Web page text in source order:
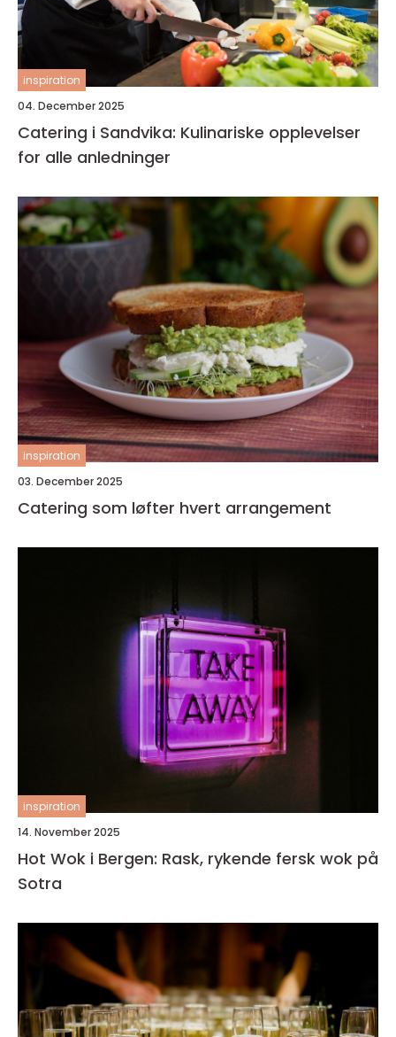
inspiration
04. December 2025
Catering i Sandvika: Kulinariske opplevelser
for alle anledninger
inspiration
03. December 2025
Catering som løfter hvert arrangement
inspiration
14. November 2025
Hot Wok i Bergen: Rask, rykende fersk wok på
Sotra